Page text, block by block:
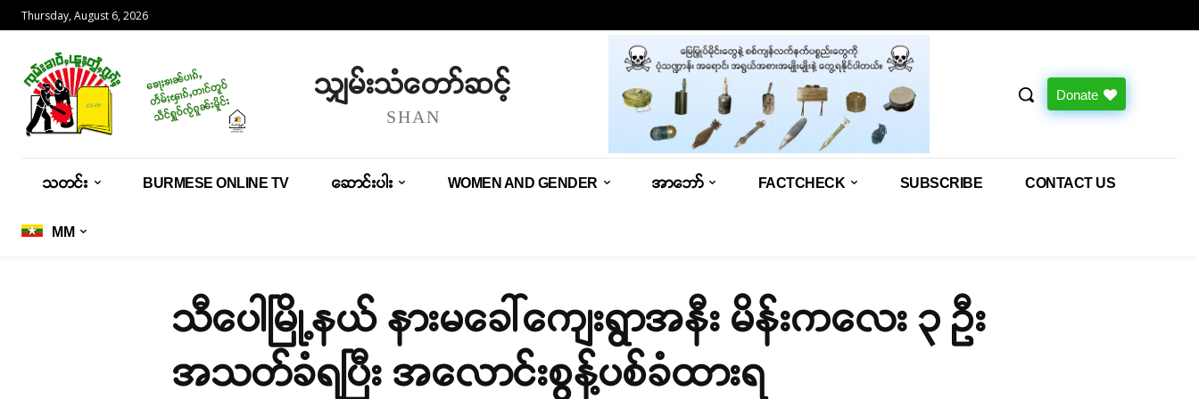
Thursday, August 6, 2026
သျှမ်းသံတော်ဆင့်
SHAN
Donate
သတင်း BURMESE ONLINE TV ဆောင်းပါး WOMEN AND GENDER အာဘော် FACTCHECK SUBSCRIBE CONTACT US
MM
သီပေါမြို့နယ် နားမခေါ်ကျေးရွာအနီး မိန်းကလေး ၃ ဦး
အသတ်ခံရပြီး အလောင်းစွန့်ပစ်ခံထားရ